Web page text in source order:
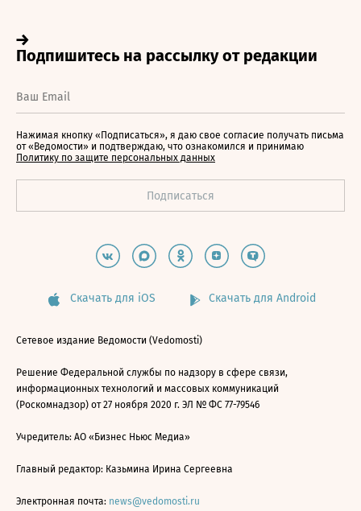
Нажимая кнопку «Подписаться», я даю свое согласие получать письма
от «Ведомости» и подтверждаю, что ознакомился и принимаю
Политику по защите персональных данных
Скачать для iOS Скачать для Android
Сетевое издание Ведомости (Vedomosti)
Решение Федеральной службы по надзору в сфере связи,
информационных технологий и массовых коммуникаций
(Роскомнадзор) от 27 ноября 2020 г. ЭЛ № ФС 77-79546
Учредитель: АО «Бизнес Ньюс Медиа»
Главный редактор: Казьмина Ирина Сергеевна
Электронная почта: news@vedomosti.ru